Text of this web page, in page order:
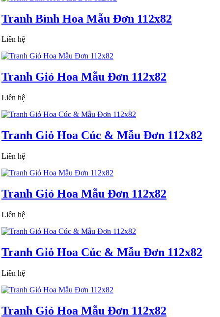
Tranh Bình Hoa Mẫu Đơn 112x82
Liên hệ
Tranh Giỏ Hoa Mẫu Đơn 112x82
Liên hệ
Tranh Giỏ Hoa Cúc & Mẫu Đơn 112x82
Liên hệ
Tranh Giỏ Hoa Mẫu Đơn 112x82
Liên hệ
Tranh Giỏ Hoa Cúc & Mẫu Đơn 112x82
Liên hệ
Tranh Giỏ Hoa Mẫu Đơn 112x82